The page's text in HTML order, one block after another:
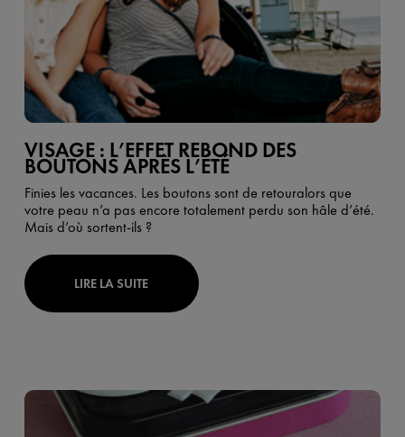
VISAGE : L’EFFET REBOND DES
BOUTONS APRÈS L’ÉTÉ
Finies les vacances. Les boutons sont de retouralors que
votre peau n’a pas encore totalement perdu son hâle d’été.
Mais d’où sortent-ils ?
LIRE LA SUITE